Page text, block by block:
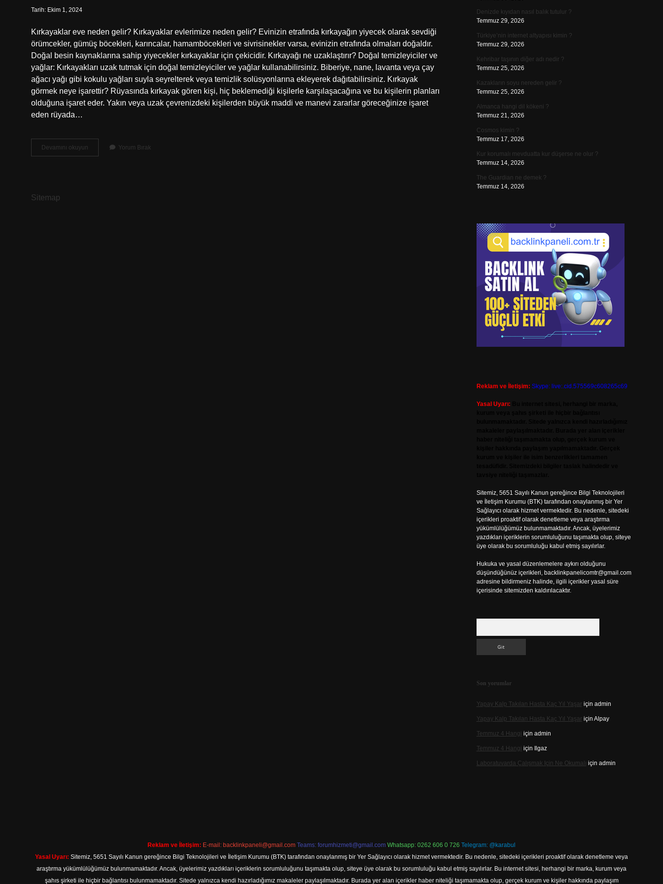
Tarih: Ekim 1, 2024
Kırkayaklar eve neden gelir? Kırkayaklar evlerimize neden gelir? Evinizin etrafında kırkayağın yiyecek olarak sevdiği
örümcekler, gümüş böcekleri, karıncalar, hamamböcekleri ve sivrisinekler varsa, evinizin etrafında olmaları doğaldır.
Doğal besin kaynaklarına sahip yiyecekler kırkayaklar için çekicidir. Kırkayağı ne uzaklaştırır? Doğal temizleyiciler ve
yağlar: Kırkayakları uzak tutmak için doğal temizleyiciler ve yağlar kullanabilirsiniz. Biberiye, nane, lavanta veya çay
ağacı yağı gibi kokulu yağları suyla seyrelterek veya temizlik solüsyonlarına ekleyerek dağıtabilirsiniz. Kırkayak
görmek neye işarettir? Rüyasında kırkayak gören kişi, hiç beklemediği kişilerle karşılaşacağına ve bu kişilerin planları
olduğuna işaret eder. Yakın veya uzak çevrenizdeki kişilerden büyük maddi ve manevi zararlar göreceğinize işaret
eden rüyada…
Devamını okuyun
Kırkayak
Yorum Bırak
Sitemap
Denizde kıyıdan nasıl balık tutulur ?
Temmuz 29, 2026
Türkiye’nin internet altyapısı kimin ?
Temmuz 29, 2026
Kehribar taşının diğer adı nedir ?
Temmuz 25, 2026
Kazakların soyu nereden gelir ?
Temmuz 25, 2026
Almanca hangi dil kökeni ?
Temmuz 21, 2026
Cosmos kimin ?
Temmuz 17, 2026
Kur korumalı mevduatta kur düşerse ne olur ?
Temmuz 14, 2026
The Guardian ne demek ?
Temmuz 14, 2026
Reklam ve İletişim: Skype: live:.cid.575569c608265c69
Yasal Uyarı:
Sitemiz, 5651 Sayılı Kanun gereğince Bilgi Teknolojileri
ve İletişim Kurumu (BTK) tarafından onaylanmış bir Yer
Sağlayıcı olarak hizmet vermektedir. Bu nedenle, sitedeki
içerikleri proaktif olarak denetleme veya araştırma
yükümlülüğümüz bulunmamaktadır. Ancak, üyelerimiz
yazdıkları içeriklerin sorumluluğunu taşımakta olup, siteye
üye olarak bu sorumluluğu kabul etmiş sayılırlar.
Hukuka ve yasal düzenlemelere aykırı olduğunu
düşündüğünüz içerikleri, backlinkpanelicomtr@gmail.com
adresine bildirmeniz halinde, ilgili içerikler yasal süre
içerisinde sitemizden kaldırılacaktır.
Son yorumlar
Yapay Kalp Takılan Hasta Kaç Yıl Yaşariçin admin
Yapay Kalp Takılan Hasta Kaç Yıl Yaşariçin Alpay
Temmuz 4 Hangi için admin
Temmuz 4 Hangi için Ilgaz
Laboratuvarda Çalışmak Için Ne Okumalı için admin
Reklam ve İletişim: E-mail: backlinkpaneli@gmail.com Teams: forumhizmeti@gmail.com Whatsapp: 0262 606 0 726 Telegram: @karabul
Yasal Uyarı: Sitemiz, 5651 Sayılı Kanun gereğince Bilgi Teknolojileri ve İletişim Kurumu (BTK) tarafından onaylanmış bir Yer Sağlayıcı olarak hizmet vermektedir. Bu nedenle, sitedeki içerikleri proaktif olarak denetleme veya
araştırma yükümlülüğümüz bulunmamaktadır. Ancak, üyelerimiz yazdıkları içeriklerin sorumluluğunu taşımakta olup, siteye üye olarak bu sorumluluğu kabul etmiş sayılırlar. Bu internet sitesi, herhangi bir marka, kurum veya
şahıs şirketi ile hiçbir bağlantısı bulunmamaktadır. Sitede yalnızca kendi hazırladığımız makaleler paylaşılmaktadır. Burada yer alan içerikler haber niteliği taşımamakta olup, gerçek kurum ve kişiler hakkında paylaşım